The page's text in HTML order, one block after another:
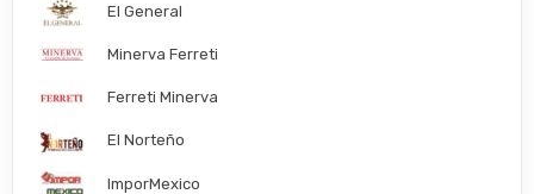
El General
Minerva Ferreti
Ferreti Minerva
El Norteño
ImporMexico